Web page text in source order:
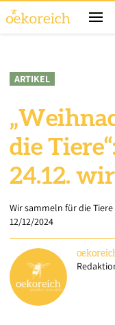
ARTIKEL
die
24.12.
Wir sammeln für die
12/12/2024